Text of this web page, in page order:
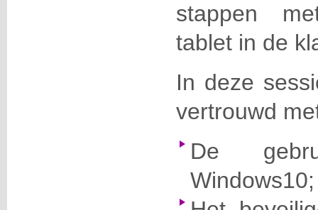
stappen
tablet in de
In deze
vertrouwd
De
Windows10;